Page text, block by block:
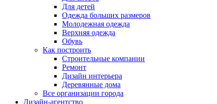
Для детей
Одежда больших размеров
Молодежная одежда
Верхняя одежда
Обувь
Как построить
Строительные компании
Ремонт
Дизайн интерьера
Деревянные дома
Все организации города
Дизайн-агентство